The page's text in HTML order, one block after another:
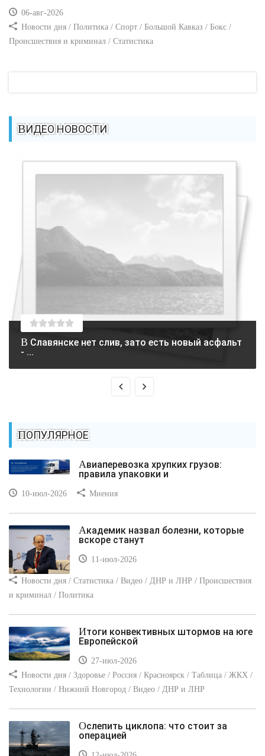
06-авг-2026
Новости дня / Политика / Спорт / Большой Кавказ / Бокс /
Происшествия и криминал / Статистика
ВИДЕО НОВОСТИ
В Славянске нет слив, зато есть новый асфальт
- ...
ПОПУЛЯРНОЕ
Авиаперевозка хрупких грузов:
правила упаковки и
10-июл-2026 Мнения
Академик назвал болезни, которые
вскоре станут
11-июл-2026
Новости дня / Статистика / Видео / ДНР и ЛНР / Происшествия
и криминал / Политика
Итоги конвективных штормов на юге
Европейской
27-июл-2026
Новости дня / Здоровье / Россия / Красноярск / Таблица / ЖКХ /
Технологии / Нижний Новгород / Видео / ДНР и ЛНР
Ослепить циклопа: что стоит за
операцией